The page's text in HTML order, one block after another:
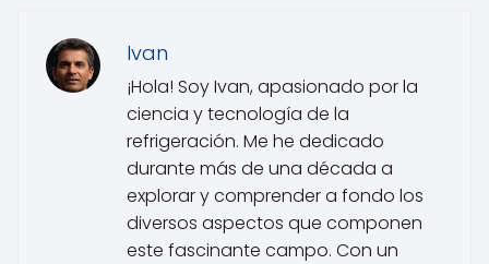
Ivan
¡Hola! Soy Ivan, apasionado por la
ciencia y tecnología de la
refrigeración. Me he dedicado
durante más de una década a
explorar y comprender a fondo los
diversos aspectos que componen
este fascinante campo. Con un